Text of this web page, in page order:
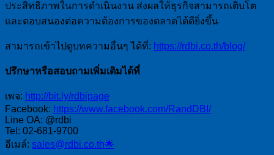
ประสิทธิภาพในการดำเนินงาน ส่งผลให้ธุรกิจสามารถเติบโต
และตอบสนองต่อความต้องการของตลาดได้ดียิ่งขึ้น
สามารถเข้าไปดูบทความอื่นๆ ได้ที่: https://rdbi.co.th/blog/
ปรึกษาหรือสอบถามเพิ่มเติมได้ที่
เพจ: http://bit.ly/rdbipage
Facebook: https://www.facebook.com/RandDBI/
Line OA: @rdbi
Tel: 02-681-9700
อีเมล์: sales@rdbi.co.th🌟